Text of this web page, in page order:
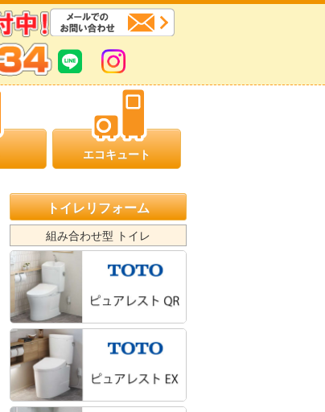
エコキュート
トイレリフォーム
組み合わせ型 トイレ